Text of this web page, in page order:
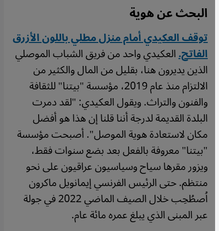
البحث عن هوية
توقف العكيدي أمام منزل مطلي باللون الأزرق
الفاتح.العكيدي واحد من فريق الشباب الموصلي
الذين يديرون هنا، بقليل من المال والكثير من
الالتزام منذ عام 2019، مؤسسة "بيتنا" للثقافة
والفنون والتراث. ويقول العكيدي: "لقد دمرت
البلدة القديمة لدرجة أننا قلنا إن هذا هو أفضل
مكان لاستعادة هوية الموصل". أصبحت مؤسسة
"بيتنا" معروفة بالفعل بعد بضع سنوات فقط،
ويزور مقرها سياح وسياسيون عراقيون على نحو
منتظم. حتى الرئيس الفرنسي إيمانويل ماكرون
اُصطُحِب خلال الصيف الماضي 2022 في جولة
عبر المبنى الذي يبلغ عمره مائة عام.